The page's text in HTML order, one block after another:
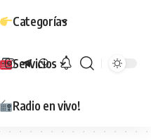
Categorías
Servicios
Radio en vivo!